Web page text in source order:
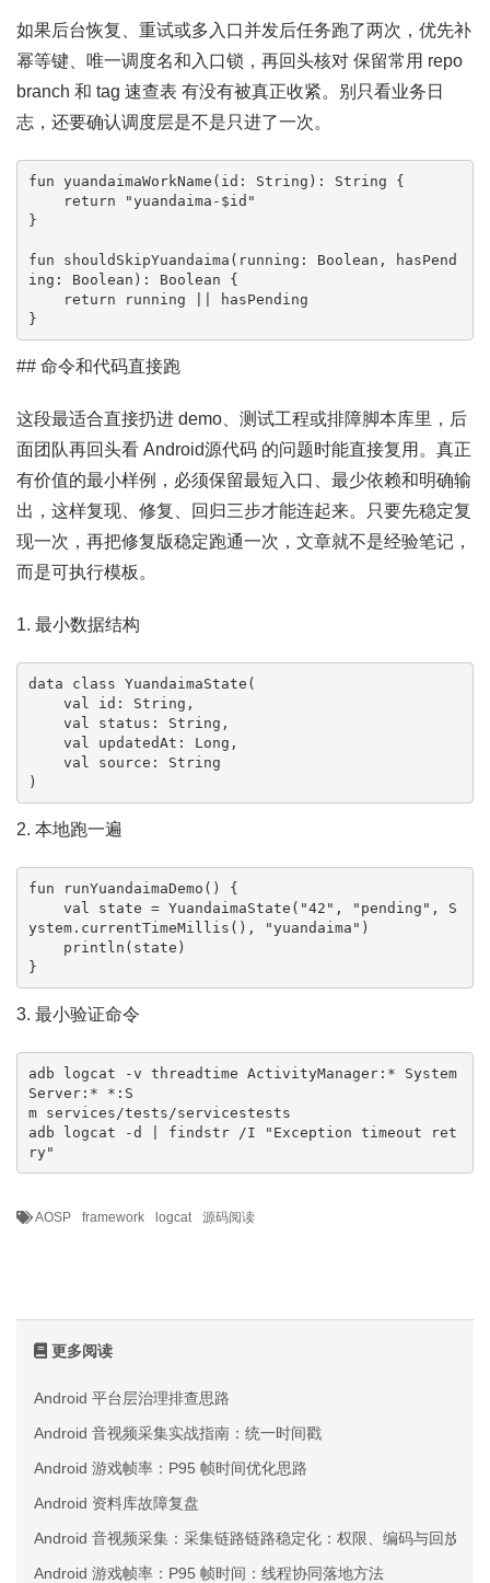
如果后台恢复、重试或多入口并发后任务跑了两次，优先补
幂等键、唯一调度名和入口锁，再回头核对 保留常用 repo
branch 和 tag 速查表 有没有被真正收紧。别只看业务日
志，还要确认调度层是不是只进了一次。
fun yuandaimaWorkName(id: String): String {
}
fun shouldSkipYuandaima(running: Boolean, hasPend
ing: Boolean): Boolean {
}
## 命令和代码直接跑
这段最适合直接扔进 demo、测试工程或排障脚本库里，后
面团队再回头看 Android源代码 的问题时能直接复用。真正
有价值的最小样例，必须保留最短入口、最少依赖和明确输
出，这样复现、修复、回归三步才能连起来。只要先稳定复
现一次，再把修复版稳定跑通一次，文章就不是经验笔记，
而是可执行模板。
1. 最小数据结构
data class YuandaimaState(
)
2. 本地跑一遍
fun runYuandaimaDemo() {
ystem.currentTimeMillis(), "yuandaima")
}
3. 最小验证命令
adb logcat -v threadtime ActivityManager:* System
Server:* *:S
m services/tests/servicestests
adb logcat -d | findstr /I "Exception timeout ret
ry"
AOSP framework logcat 源码阅读
更多阅读
Android 平台层治理排查思路
Android 音视频采集实战指南：统一时间戳
Android 游戏帧率：P95 帧时间优化思路
Android 资料库故障复盘
Android 音视频采集：采集链路链路稳定化：权限、编码与回放三
Android 游戏帧率：P95 帧时间：线程协同落地方法